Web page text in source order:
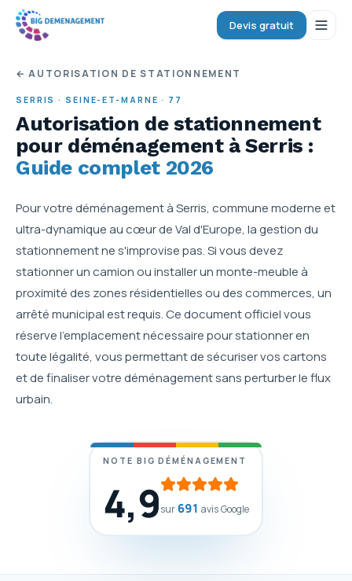
Devis gratuit
← AUTORISATION DE STATIONNEMENT
SERRIS ·SEINE-ET-MARNE · 77
Autorisation de stationnement
pour déménagement à Serris :
Guide complet 2026
Pour votre déménagement à Serris, commune moderne et
ultra-dynamique au cœur de Val d'Europe, la gestion du
stationnement ne s'improvise pas. Si vous devez
stationner un camion ou installer un monte-meuble à
proximité des zones résidentielles ou des commerces, un
arrêté municipal est requis. Ce document officiel vous
réserve l'emplacement nécessaire pour stationner en
toute légalité, vous permettant de sécuriser vos cartons
et de finaliser votre déménagement sans perturber le flux
urbain.
NOTE BIG DÉMÉNAGEMENT
4,9sur691 avis Google